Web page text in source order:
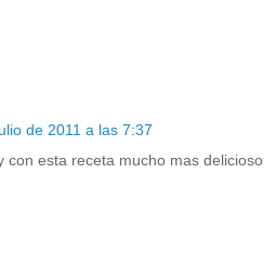
de 2011 a las 7:37
con esta receta mucho mas delicioso